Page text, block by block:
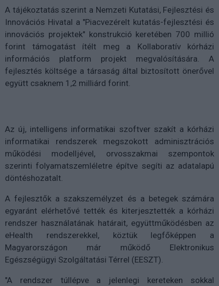
A tájékoztatás szerint a Nemzeti Kutatási, Fejlesztési és
Innovációs Hivatal a "Piacvezérelt kutatás-fejlesztési és
innovációs projektek" konstrukció keretében 700 millió
forint támogatást ítélt meg a Kollaboratív kórházi
információs platform projekt megvalósítására. A
fejlesztés költsége a társaság által biztosított önerővel
együtt csaknem 1,2 milliárd forint.
Az új, intelligens informatikai szoftver szakít a kórházi
informatikai rendszerek megszokott adminisztrációs
működési modelljével, orvosszakmai szempontok
szerinti folyamatszemléletre építve segíti az adatalapú
döntéshozatalt.
A fejlesztők a szakszemélyzet és a betegek számára
egyaránt elérhetővé tették és kiterjesztették a kórházi
rendszer használatának határait, együttműködésben az
eHealth rendszerekkel, köztük legfőképpen a
Magyarországon már működő Elektronikus
Egészségügyi Szolgáltatási Térrel (EESZT).
"A rendszer túllépve a jelenlegi kereteken sokkal